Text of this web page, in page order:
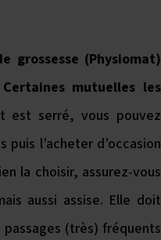
grossesse (Physiomat)
mutuelles les
est serré, vous pouvez
l’acheter d’occasion
la choisir, assurez-vous
aussi assise. Elle doit
(très) fréquents